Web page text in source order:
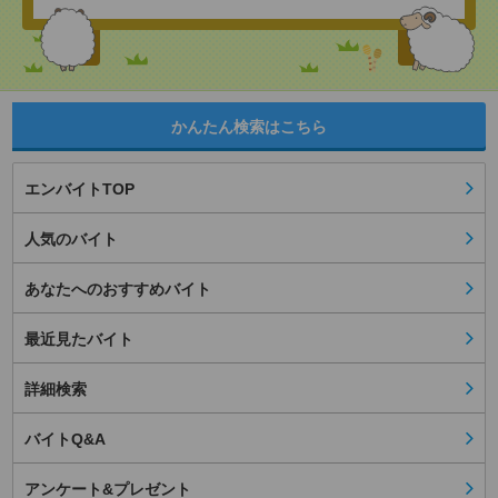
かんたん検索はこちら
エンバイトTOP
人気のバイト
あなたへのおすすめバイト
最近見たバイト
詳細検索
バイトQ&A
アンケート&プレゼント